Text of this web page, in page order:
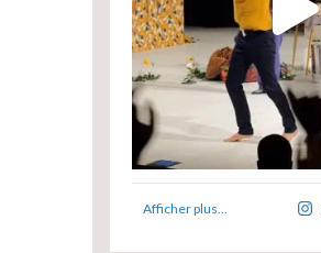
Afficher plus...